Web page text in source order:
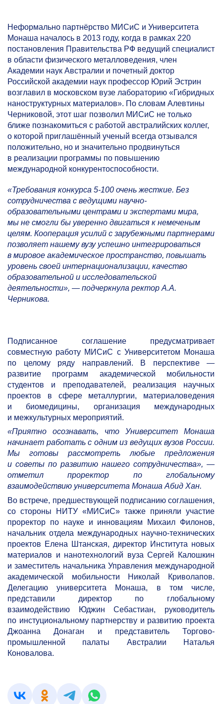
Неформально партнёрство МИСиС и Университета
Монаша началось в 2013 году, когда в рамках 220
постановления Правительства РФ ведущий специалист
в области физического металловедения, член
Академии наук Австралии и почетный доктор
Российской академии наук профессор Юрий Эстрин
возглавил в московском вузе лабораторию «Гибридных
наноструктурных материалов». По словам Алевтины
Черниковой, этот шаг позволил МИСиС не только
ближе познакомиться с работой австралийских коллег,
о которой приглашённый ученый всегда отзывался
положительно, но и значительно продвинуться
в реализации программы по повышению
международной конкурентоспособности.
«Требования конкурса 5-100 очень жесткие. Без
сотрудничества с ведущими научно-
образовательными центрами и экспертами мира,
мы не смогли бы уверенно двигаться к немеченым
целям. Кооперация усилий с зарубежными партнерами
позволяет нашему вузу успешно интегрироваться
в мировое академическое пространство, повышать
уровень своей интернационализации, качество
образовательной и исследовательской
деятельности», — подчеркнула ректор А.А.
Черникова.
Подписанное соглашение предусматривает
совместную работу МИСиС с Университетом Монаша
по целому ряду направлений. В перспективе —
развитие программ академической мобильности
студентов и преподавателей, реализация научных
проектов в сфере металлургии, материаловедения
и биомедицины, организация международных
и межкультурных мероприятий.
«Приятно осознавать, что Университет Монаша
начинает работать с одним из ведущих вузов России.
Мы готовы рассмотреть любые предложения
и советы по развитию нашего сотрудничества», —
отметил проректор по глобальному
взаимодействию университета Монаша Абид Хан.
Во встрече, предшествующей подписанию соглашения,
со стороны НИТУ «МИСиС» также приняли участие
проректор по науке и инновациям Михаил Филонов,
начальник отдела международных научно-технических
проектов Елена Штанская, директор Института новых
материалов и нанотехнологий вуза Сергей Калошкин
и заместитель начальника Управления международной
академической мобильности Николай Криволапов.
Делегацию университета Монаша, в том числе,
представили директор по глобальному
взаимодействию Юджин Себастиан, руководитель
по инстуциональному партнерству и развитию проекта
Джоанна Донаган и представитель Торгово-
промышленной палаты Австралии Наталья
Коновалова.